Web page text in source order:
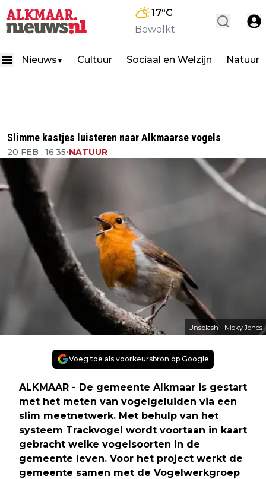
17°C
Bewolkt
Nieuws ▼ Cultuur Sociaal en Welzijn Natuur
Slimme kastjes luisteren naar Alkmaarse vogels
20 FEB , 16:35•NATUUR
Unsplash - Nicky Jones
Voeg toe als voorkeursbron op Google
ALKMAAR - De gemeente Alkmaar is gestart
met het meten van vogelgeluiden via een
slim meetnetwerk. Met behulp van het
systeem Trackvogel wordt voortaan in kaart
gebracht welke vogelsoorten in de
gemeente leven. Voor het project werkt de
gemeente samen met de Vogelwerkgroep